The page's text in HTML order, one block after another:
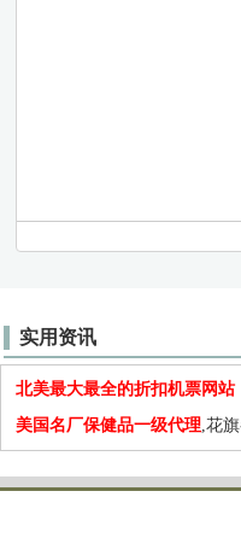
实用资讯
北美最大最全的折扣机票网站
美国名厂保健品一级代理,花